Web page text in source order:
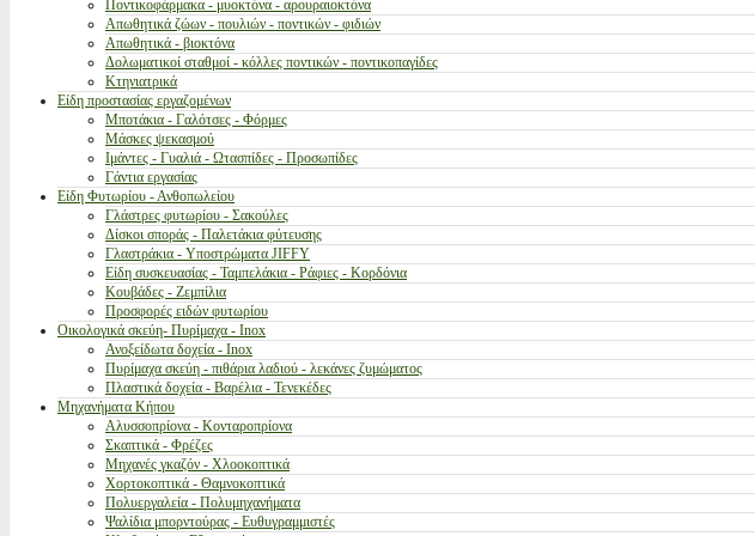
Ποντικοφάρμακα - μυοκτόνα - αρουραιοκτόνα
Απωθητικά ζώων - πουλιών - ποντικών - φιδιών
Απωθητικά - βιοκτόνα
Δολωματικοί σταθμοί - κόλλες ποντικών - ποντικοπαγίδες
Κτηνιατρικά
Είδη προστασίας εργαζομένων
Μποτάκια - Γαλότσες - Φόρμες
Μάσκες ψεκασμού
Ιμάντες - Γυαλιά - Ωτασπίδες - Προσωπίδες
Γάντια εργασίας
Είδη Φυτωρίου - Ανθοπωλείου
Γλάστρες φυτωρίου - Σακούλες
Δίσκοι σποράς - Παλετάκια φύτευσης
Γλαστράκια - Υποστρώματα JIFFY
Είδη συσκευασίας - Ταμπελάκια - Ράφιες - Κορδόνια
Κουβάδες - Ζεμπίλια
Προσφορές ειδών φυτωρίου
Οικολογικά σκεύη- Πυρίμαχα - Inox
Ανοξείδωτα δοχεία - Inox
Πυρίμαχα σκεύη - πιθάρια λαδιού - λεκάνες ζυμώματος
Πλαστικά δοχεία - Βαρέλια - Τενεκέδες
Μηχανήματα Κήπου
Αλυσσοπρίονα - Κονταροπρίονα
Σκαπτικά - Φρέζες
Μηχανές γκαζόν - Χλοοκοπτικά
Χορτοκοπτικά - Θαμνοκοπτικά
Πολυεργαλεία - Πολυμηχανήματα
Ψαλίδια μπορντούρας - Ευθυγραμμιστές